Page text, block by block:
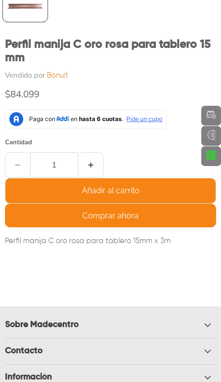
Perfil manija C oro rosa para tablero 15
mm
Vendido por Bonuit
Precio actual
$84.099
Cantidad
Añadir al carrito
Comprar ahora
Perfil manija C oro rosa para tablero 15mm x 3m
Sobre Madecentro
Contacto
Información